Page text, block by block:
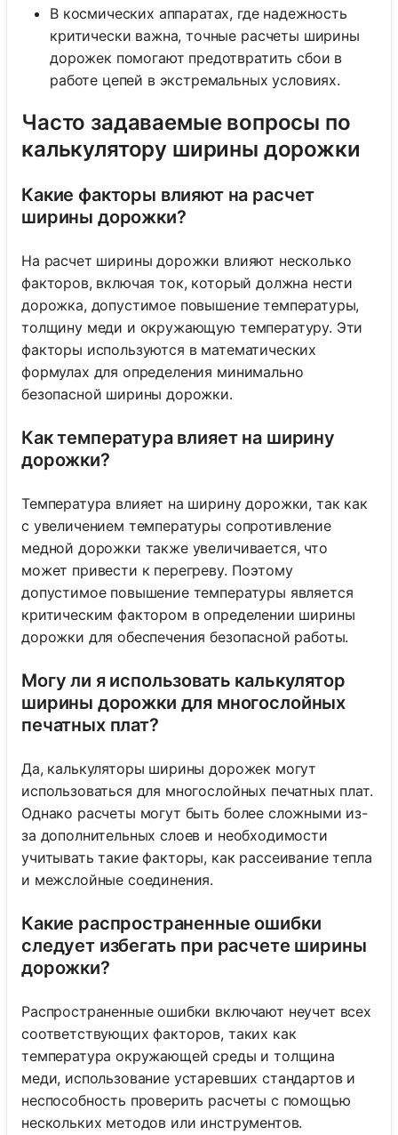
В космических аппаратах, где надежность
критически важна, точные расчеты ширины
дорожек помогают предотвратить сбои в
работе цепей в экстремальных условиях.
Часто задаваемые вопросы по
калькулятору ширины дорожки
Какие факторы влияют на расчет
ширины дорожки?
На расчет ширины дорожки влияют несколько
факторов, включая ток, который должна нести
дорожка, допустимое повышение температуры,
толщину меди и окружающую температуру. Эти
факторы используются в математических
формулах для определения минимально
безопасной ширины дорожки.
Как температура влияет на ширину
дорожки?
Температура влияет на ширину дорожки, так как
с увеличением температуры сопротивление
медной дорожки также увеличивается, что
может привести к перегреву. Поэтому
допустимое повышение температуры является
критическим фактором в определении ширины
дорожки для обеспечения безопасной работы.
Могу ли я использовать калькулятор
ширины дорожки для многослойных
печатных плат?
Да, калькуляторы ширины дорожек могут
использоваться для многослойных печатных плат.
Однако расчеты могут быть более сложными из-
за дополнительных слоев и необходимости
учитывать такие факторы, как рассеивание тепла
и межслойные соединения.
Какие распространенные ошибки
следует избегать при расчете ширины
дорожки?
Распространенные ошибки включают неучет всех
соответствующих факторов, таких как
температура окружающей среды и толщина
меди, использование устаревших стандартов и
неспособность проверить расчеты с помощью
нескольких методов или инструментов.